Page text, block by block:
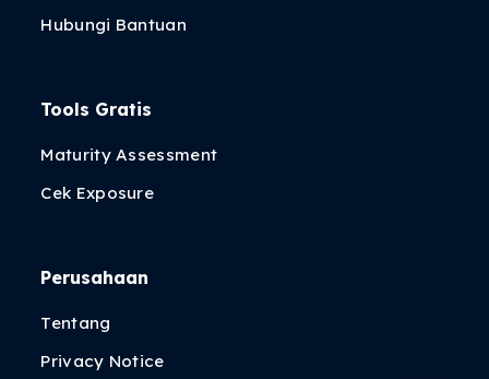
Hubungi Bantuan
Tools Gratis
Maturity Assessment
Cek Exposure
Perusahaan
Tentang
Privacy Notice